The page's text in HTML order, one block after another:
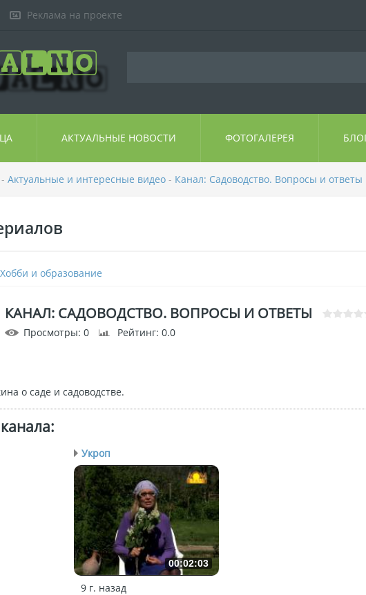
Реклама на проекте
АКТУАЛЬНЫЕ НОВОСТИ ФОТОГАЛЕРЕЯ
- Актуальные и интересные видео - Канал: Садоводство. Вопросы и ответы
Хобби и образование
КАНАЛ: САДОВОДСТВО. ВОПРОСЫ И ОТВЕТЫ
Просмотры: 0 Рейтинг: 0.0
о саде и садоводстве.
:
Укроп
00:02:03
9 г. назад